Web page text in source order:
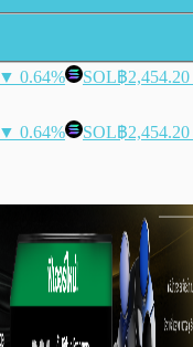
▼ 0.64% SOL฿2,454.20
▼ 0.64% SOL฿2,454.20